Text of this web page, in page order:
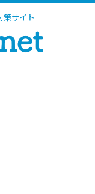
策サイト